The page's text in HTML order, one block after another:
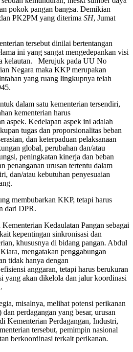
pokok pangan bangsa. Demikian
PK2PM yang diterima SH, Jumat
tersebut dinilai bertentangan
ini yang sangat mengedepankan visi
kelautan. Merujuk pada UU No
Negara maka KKP merupakan
yang ruang lingkupnya telah
dalam satu kementerian tersendiri,
kementerian harus
aspek. Kedelapan aspek ini adalah
tugas dan proporsionalitas beban
dan keterpaduan pelaksanaan
global, perubahan dan/atau
peningkatan kinerja dan beban
penanganan urusan tertentu dalam
dan/atau kebutuhan penyesuaian
membubarkan KKP, tetapi harus
dari DPR.
Kedaulatan Pangan sebagai
kepentingan sinkronisasi dan
khususnya di bidang pangan. Abdul
mengatakan penggabungan
tidak hanya dengan
anggaran, tetapi harus berukuran
yang akan dikelola dan jalur koordinasi
misalnya, melihat potensi perikanan
perdagangan yang besar, urusan
Kementerian Perdagangan, Industri,
tersebut, pemimpin nasional
berkoordinasi terkait perikanan.